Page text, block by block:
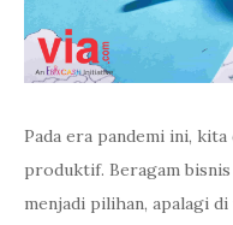
Pada era pandemi ini,
produktif. Beragam
menjadi pilihan, apalagi